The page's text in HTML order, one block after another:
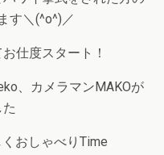
す＼(^o^)／
仕度スタート！
、カメラマンMAKOが
おしゃべりTime